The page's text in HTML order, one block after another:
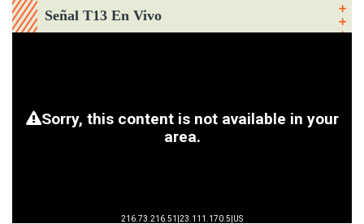
Señal T13 En Vivo